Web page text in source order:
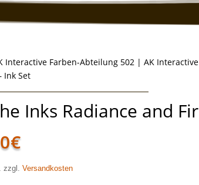
Interactive Farben-Abteilung 502 |AK
Ink Set
Inks Radiance and
€
zzgl.Versandkosten